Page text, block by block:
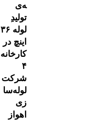
ه‌ی
تولیدِ
لوله ۳۶
اینچ در
کارخانه
۴
شرکت
لوله‌سا
زی
اهواز